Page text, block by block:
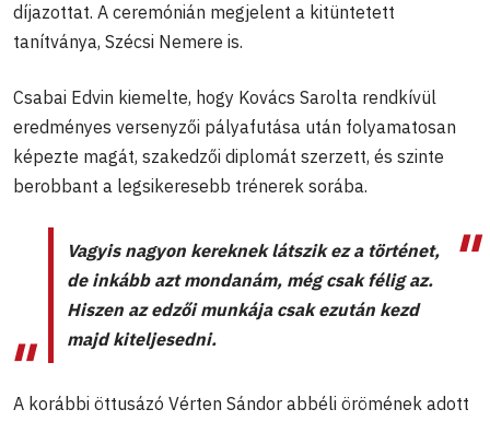
díjazottat. A ceremónián megjelent a kitüntetett
tanítványa, Szécsi Nemere is.
Csabai Edvin kiemelte, hogy Kovács Sarolta rendkívül
eredményes versenyzői pályafutása után folyamatosan
képezte magát, szakedzői diplomát szerzett, és szinte
berobbant a legsikeresebb trénerek sorába.
Vagyis nagyon kereknek látszik ez a történet,
de inkább azt mondanám, még csak félig az.
Hiszen az edzői munkája csak ezután kezd
majd kiteljesedni.
A korábbi öttusázó Vérten Sándor abbéli örömének adott